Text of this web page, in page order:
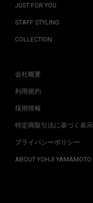
JUST FOR YOU
STAFF STYLING
COLLECTION
会社概要
利用規約
採用情報
特定商取引法に基づく表示
プライバシーポリシー
ABOUT YOHJI YAMAMOTO